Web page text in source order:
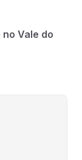
Vale do